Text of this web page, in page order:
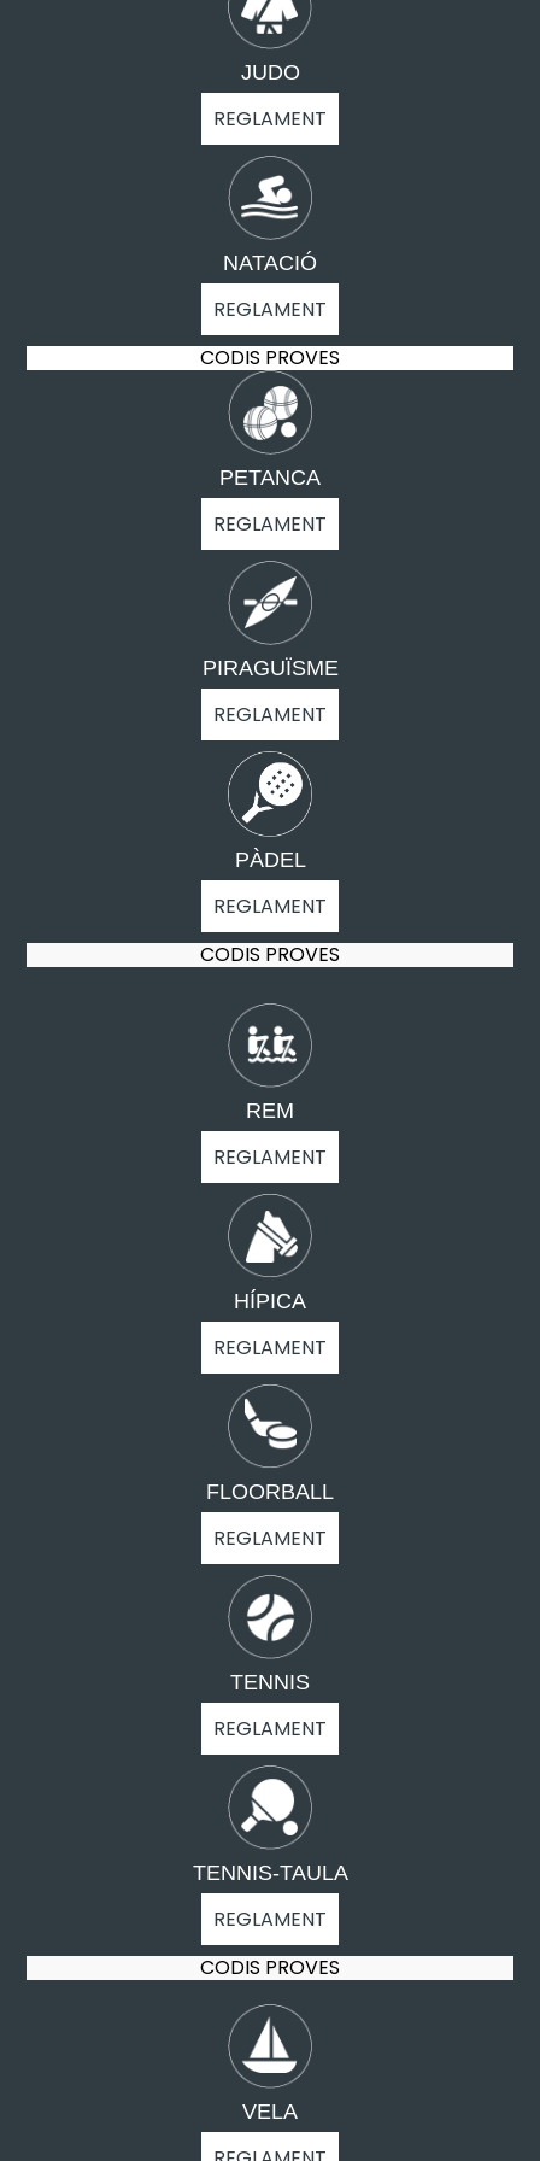
JUDO
REGLAMENT
NATACIÓ
REGLAMENT
CODIS PROVES
PETANCA
REGLAMENT
PIRAGUÏSME
REGLAMENT
PÀDEL
REGLAMENT
CODIS PROVES
REM
REGLAMENT
HÍPICA
REGLAMENT
FLOORBALL
REGLAMENT
TENNIS
REGLAMENT
TENNIS-TAULA
REGLAMENT
CODIS PROVES
VELA